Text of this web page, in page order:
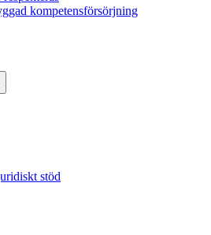
kompetensförsörjning
stöd